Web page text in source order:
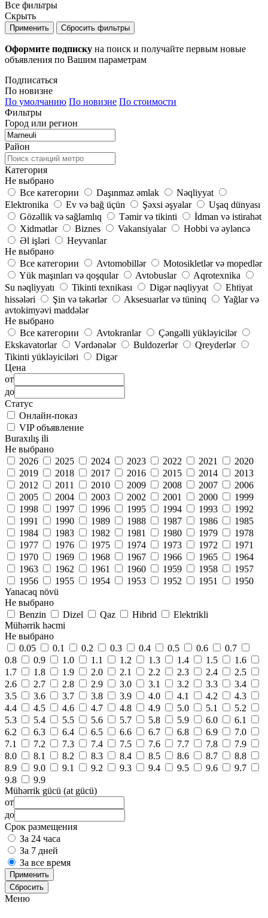
Все фильтры
Скрыть
Применить Сбросить фильтры
Оформите подписку на поиск и получайте первым новые
объявления по Вашим параметрам
Подписаться
По новизне
По умолчанию По новизне По стоимости
Фильтры
Город или регион
Район
Категория
Не выбрано
Все категории
Daşınmaz əmlak
Nəqliyyat
Elektronika
Ev və bağ üçün Şəxsi əşyalar
Uşaq dünyası
Gözəllik və sağlamlıq
Təmir və tikinti
İdman və istirahət
Xidmətlər
Biznes Vakansiyalar
Hobbi və əyləncə
Əl işləri
Heyvanlar
Не выбрано
Все категории
Avtomobillər
Motosikletlər və mopedlər
Yük maşınları və qoşqular
Avtobuslar
Aqrotexnika
Su nəqliyyatı
Tikinti texnikası Digər nəqliyyat
Ehtiyat
hissələri
Şin və təkərlər Aksesuarlar və tüninq
Yağlar və
avtokimyəvi maddələr
Не выбрано
Все категории
Avtokranlar
Çəngəlli yükləyicilər
Ekskavatorlar
Vərdənələr Buldozerlər
Qreyderlər
Tikinti yükləyiciləri
Digər
Цена
от
до
Статус
Онлайн-показ
VIP объявление
Buraxılış ili
Не выбрано
2026
2025 2024 2023 2022 2021
2020
2019
2018 2017 2016 2015 2014
2013
2012
2011 2010 2009 2008 2007
2006
2005
2004 2003 2002 2001 2000
1999
1998
1997 1996 1995 1994 1993
1992
1991
1990 1989 1988 1987 1986
1985
1984
1983 1982 1981 1980 1979
1978
1977
1976 1975 1974 1973 1972
1971
1970
1969 1968 1967 1966 1965
1964
1963
1962 1961 1960 1959 1958
1957
1956
1955 1954 1953 1952 1951
1950
Yanacaq növü
Не выбрано
Benzin
Dizel Qaz Hibrid
Elektrikli
Mühərrik həcmi
Не выбрано
0.05
0.1 0.2 0.3 0.4 0.5 0.6
0.7
0.8
0.9 1.0 1.1 1.2 1.3 1.4 1.5
1.6
1.7
1.8 1.9 2.0 2.1 2.2 2.3 2.4
2.5
2.6
2.7 2.8 2.9 3.0 3.1 3.2 3.3
3.4
3.5
3.6 3.7 3.8 3.9 4.0 4.1 4.2
4.3
4.4
4.5 4.6 4.7 4.8 4.9 5.0 5.1
5.2
5.3
5.4 5.5 5.6 5.7 5.8 5.9 6.0
6.1
6.2
6.3 6.4 6.5 6.6 6.7 6.8 6.9
7.0
7.1
7.2 7.3 7.4 7.5 7.6 7.7 7.8
7.9
8.0
8.1 8.2 8.3 8.4 8.5 8.6 8.7
8.8
8.9
9.0 9.1 9.2 9.3 9.4 9.5 9.6
9.7
9.8
9.9
Mühərrik gücü (at gücü)
от
до
Срок размещения
За 24 часа
За 7 дней
За все время
Применить
Сбросить
Меню